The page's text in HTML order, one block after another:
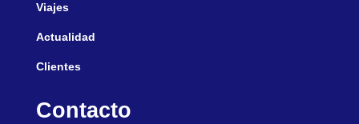
Viajes
Actualidad
Clientes
Contacto